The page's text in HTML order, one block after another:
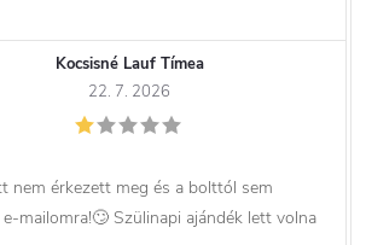
Kocsisné Lauf Tímea
22. 7. 2026
nem érkezett meg és a bolttól sem
mailomra!🙄 Szülinapi ajándék lett volna